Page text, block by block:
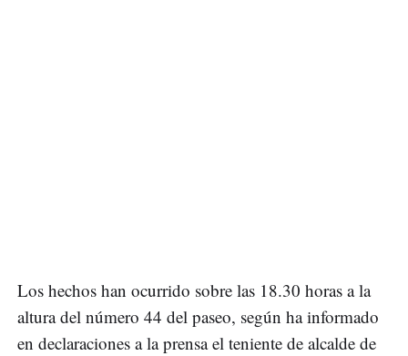
Los hechos han ocurrido sobre las 18.30 horas a la
altura del número 44 del paseo, según ha informado
en declaraciones a la prensa el teniente de alcalde de